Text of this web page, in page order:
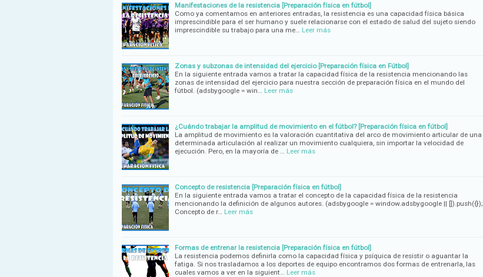
Manifestaciones de la resistencia [Preparación física en fútbol]
Como ya comentamos en anteriores entradas, la resistencia es una capacidad física básica
imprescindible para el ser humano y suele relacionarse con el estado de salud del sujeto siendo
imprescindible su trabajo para una me…
Leer más
Zonas y subzonas de intensidad del ejercicio [Preparación física en Fútbol]
En la siguiente entrada vamos a tratar la capacidad física de la resistencia mencionando las
zonas de intensidad del ejercicio para nuestra sección de preparación física en el mundo del
fútbol. (adsbygoogle = win…
Leer más
¿Cuándo trabajar la amplitud de movimiento en el fútbol? [Preparación física en fútbol]
La amplitud de movimiento es la valoración cuantitativa del arco de movimiento articular de una
determinada articulación al realizar un movimiento cualquiera, sin importar la velocidad de
ejecución. Pero, en la mayoría de …
Leer más
Concepto de resistencia [Preparación física en fútbol]
En la siguiente entrada vamos a tratar el concepto de la capacidad física de la resistencia
mencionando la definición de algunos autores. (adsbygoogle = window.adsbygoogle || []).push({});
Concepto de r…
Leer más
Formas de entrenar la resistencia [Preparación física en fútbol]
La resistencia podemos definirla como la capacidad física y psíquica de resistir o aguantar la
fatiga. Si nos trasladamos a los deportes de equipo encontramos dos formas de entrenarla, las
cuales vamos a ver en la siguient…
Leer más